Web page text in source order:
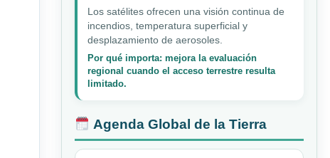
Los satélites ofrecen una visión continua de
incendios, temperatura superficial y
desplazamiento de aerosoles.
Por qué importa: mejora la evaluación
regional cuando el acceso terrestre resulta
limitado.
Agenda Global de la Tierra